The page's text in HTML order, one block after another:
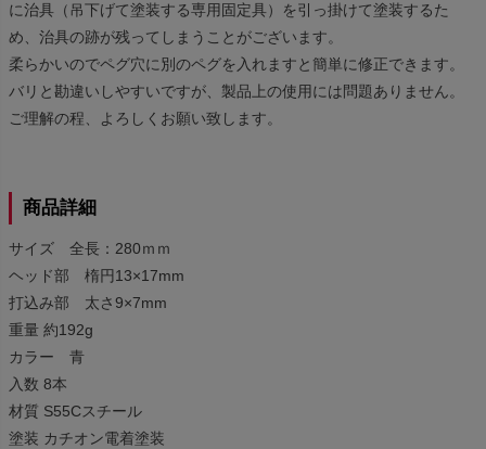
に治具（吊下げて塗装する専用固定具）を引っ掛けて塗装するた
め、治具の跡が残ってしまうことがございます。
柔らかいのでペグ穴に別のペグを入れますと簡単に修正できます。
バリと勘違いしやすいですが、製品上の使用には問題ありません。
ご理解の程、よろしくお願い致します。
商品詳細
サイズ 全長：280ｍｍ
ヘッド部 楕円13×17mm
打込み部 太さ9×7mm
重量 約192g
カラー 青
入数 8本
材質 S55Cスチール
塗装 カチオン電着塗装